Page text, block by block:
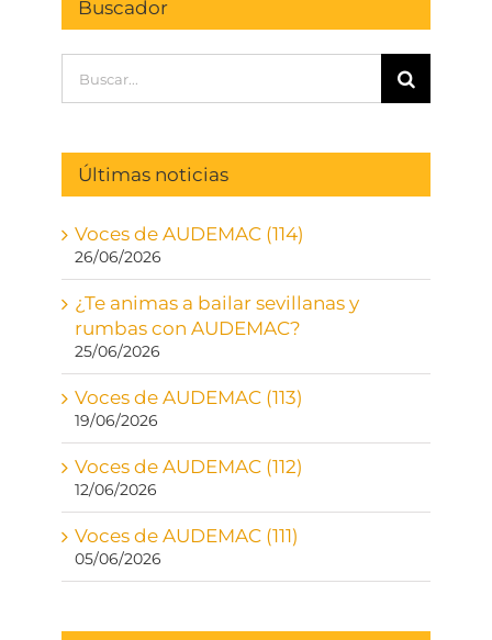
Buscador
Últimas noticias
Voces de AUDEMAC (114)
26/06/2026
¿Te animas a bailar sevillanas y
rumbas con AUDEMAC?
25/06/2026
Voces de AUDEMAC (113)
19/06/2026
Voces de AUDEMAC (112)
12/06/2026
Voces de AUDEMAC (111)
05/06/2026